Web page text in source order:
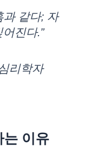
과 같다; 자
진다.”
리학자
는 이유